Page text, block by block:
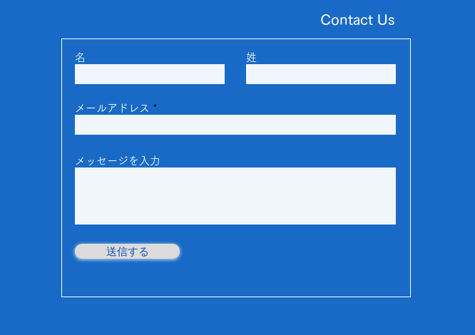
Contact Us
名 姓
メールアドレス
メッセージを入力
送信する